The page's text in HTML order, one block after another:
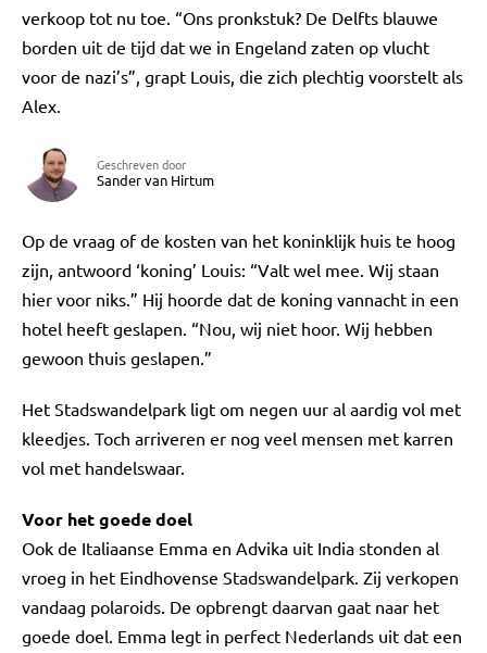
verkoop tot nu toe. “Ons pronkstuk? De Delfts blauwe
borden uit de tijd dat we in Engeland zaten op vlucht
voor de nazi’s”, grapt Louis, die zich plechtig voorstelt als
Alex.
Geschreven door
Sander van Hirtum
Op de vraag of de kosten van het koninklijk huis te hoog
zijn, antwoord ‘koning’ Louis: “Valt wel mee. Wij staan
hier voor niks.” Hij hoorde dat de koning vannacht in een
hotel heeft geslapen. “Nou, wij niet hoor. Wij hebben
gewoon thuis geslapen.”
Het Stadswandelpark ligt om negen uur al aardig vol met
kleedjes. Toch arriveren er nog veel mensen met karren
vol met handelswaar.
Voor het goede doel
Ook de Italiaanse Emma en Advika uit India stonden al
vroeg in het Eindhovense Stadswandelpark. Zij verkopen
vandaag polaroids. De opbrengt daarvan gaat naar het
goede doel. Emma legt in perfect Nederlands uit dat een